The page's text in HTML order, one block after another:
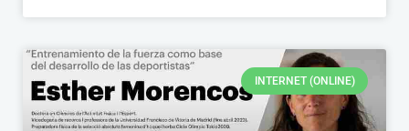
INTERNET (ONLINE)